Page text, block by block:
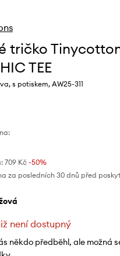
tričko
TEE
s potiskem, AW25-311
709 Kč-50%
za posledních 30 dnů před
není dostupný
někdo předběhl, ale možná